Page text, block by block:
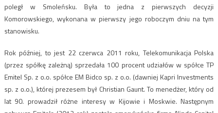
poległ w Smoleńsku. Była to jedna z pierwszych decyzji
Komorowskiego, wykonana w pierwszy jego roboczym dniu na tym
stanowisku.
Rok później, to jest 22 czerwca 2011 roku, Telekomunikacja Polska
(przez spółkę zależną) sprzedała 100 procent udziałów w spółce TP
Emitel Sp. z o.o. spółce EM Bidco sp. z o.o. (dawniej Kapri Investments
sp. z o.o.), której prezesem był Christian Gaunt. To menedżer, który od
lat 90. prowadził różne interesy w Kijowie i Moskwie. Następnym